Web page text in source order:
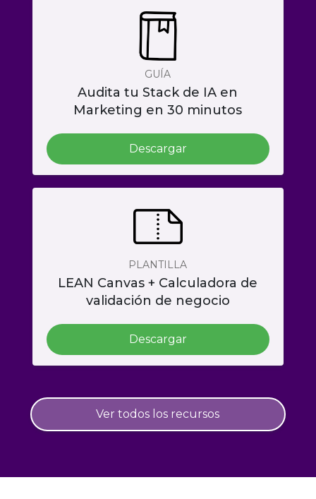
GUÍA
Audita tu Stack de IA en
Marketing en 30 minutos
Descargar
PLANTILLA
LEAN Canvas + Calculadora de
validación de negocio
Descargar
Ver todos los recursos